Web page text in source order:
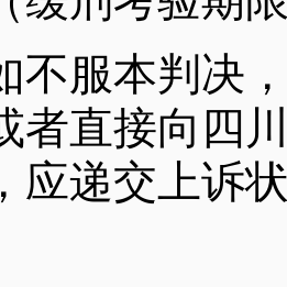
本判决，
者直接向四
应递交上诉